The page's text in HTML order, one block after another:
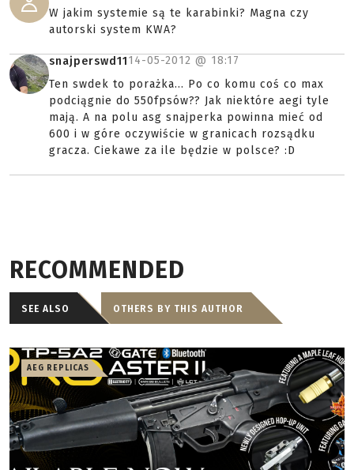
W jakim systemie są te karabinki? Magna czy
autorski system KWA?
snajperswd1114-05-2012 @ 18:17
Ten swdek to porażka... Po co komu coś co max
podciągnie do 550fpsów?? Jak niektóre aegi tyle
mają. A na polu asg snajperka powinna mieć od
600 i w góre oczywiście w granicach rozsądku
gracza. Ciekawe za ile będzie w polsce? :D
RECOMMENDED
SEE ALSO OTHERS BY THIS AUTHOR
AEG REPLICAS